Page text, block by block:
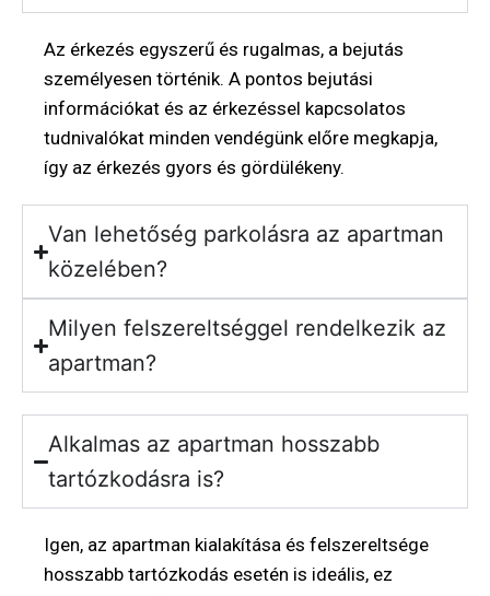
Az érkezés egyszerű és rugalmas, a bejutás
személyesen történik. A pontos bejutási
információkat és az érkezéssel kapcsolatos
tudnivalókat minden vendégünk előre megkapja,
így az érkezés gyors és gördülékeny.
Van lehetőség parkolásra az apartman
közelében?
Milyen felszereltséggel rendelkezik az
apartman?
Alkalmas az apartman hosszabb
tartózkodásra is?
Igen, az apartman kialakítása és felszereltsége
hosszabb tartózkodás esetén is ideális, ez